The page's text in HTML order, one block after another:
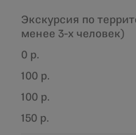
Экскурсия по
менее 3-х человек)
0 р.
100 р.
100 р.
150 р.